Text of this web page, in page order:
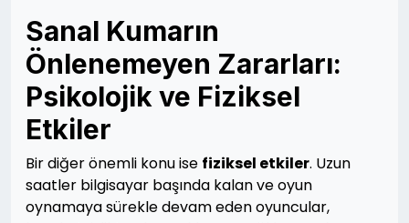
Sanal Kumarın
Önlenemeyen Zararları:
Psikolojik ve Fiziksel
Etkiler
Bir diğer önemli konu ise fiziksel etkiler. Uzun
saatler bilgisayar başında kalan ve oyun
oynamaya sürekle devam eden oyuncular,